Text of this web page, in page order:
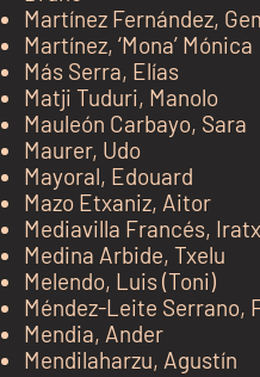
Martínez Fernández,
Martínez, ‘Mona’ Mónica
Más Serra, Elías
Matji Tuduri, Manolo
Mauleón Carbayo, Sara
Maurer, Udo
Mayoral, Edouard
Mazo Etxaniz, Aitor
Mediavilla Francés,
Medina Arbide, Txelu
Melendo, Luis (Toni)
Méndez-Leite Serrano,
Mendia, Ander
Mendilaharzu, Agustín